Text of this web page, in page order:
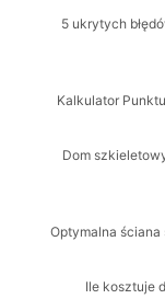
5 ukrytych
Kalkulator
Dom
Optymalna
Ile kosztuje